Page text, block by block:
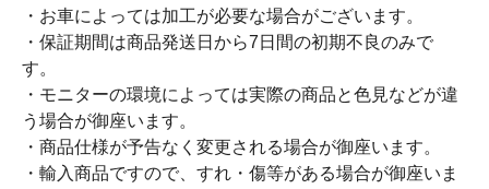
・お車によっては加工が必要な場合がございます。
・保証期間は商品発送日から7日間の初期不良のみで
す。
・モニターの環境によっては実際の商品と色見などが違
う場合が御座います。
・商品仕様が予告なく変更される場合が御座います。
・輸入商品ですので、すれ・傷等がある場合が御座いま